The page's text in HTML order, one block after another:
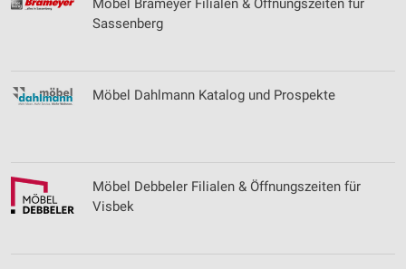
Möbel Brameyer Filialen & Öffnungszeiten für
Sassenberg
Möbel Dahlmann Katalog und Prospekte
Möbel Debbeler Filialen & Öffnungszeiten für
Visbek
Notwendig